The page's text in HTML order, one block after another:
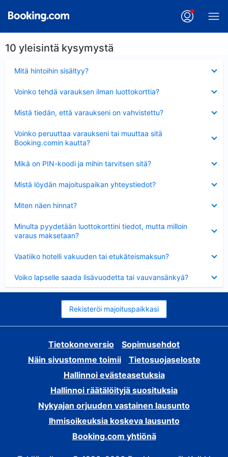
10 yleisintä kysymystä
Mitä hintoihin sisältyy?
Voinko tehdä varauksen ilman luottokorttia?
Mistä tiedän, että varaukseni on vahvistettu?
Voinko peruuttaa varaukseni tai muuttaa sitä
Booking.comin kautta?
Mikä on PIN-koodi ja mihin tarvitsen sitä?
Mistä löydän majoituspaikan yhteystiedot?
Miten näen hinnat?
Minulta pyydetään luottokorttini tiedot, mutta milloin
varaus maksetaan?
Vaatiiko hotelli vakuuden tai etukäteismaksun?
Voiko lapselle saada lisävuodetta tai vauvansänkyä?
Rekisteröi majoituspaikkasi
Tietokoneversio
Sopimusehdot
Näin sivustomme toimii
Tietosuojaseloste
Hallinnoi evästeasetuksia
Hallinnoi räätälöityjä suosituksia
Nykyajan orjuuden vastainen lausunto
Ihmisoikeuksia koskeva lausunto
Booking.com yhtiönä